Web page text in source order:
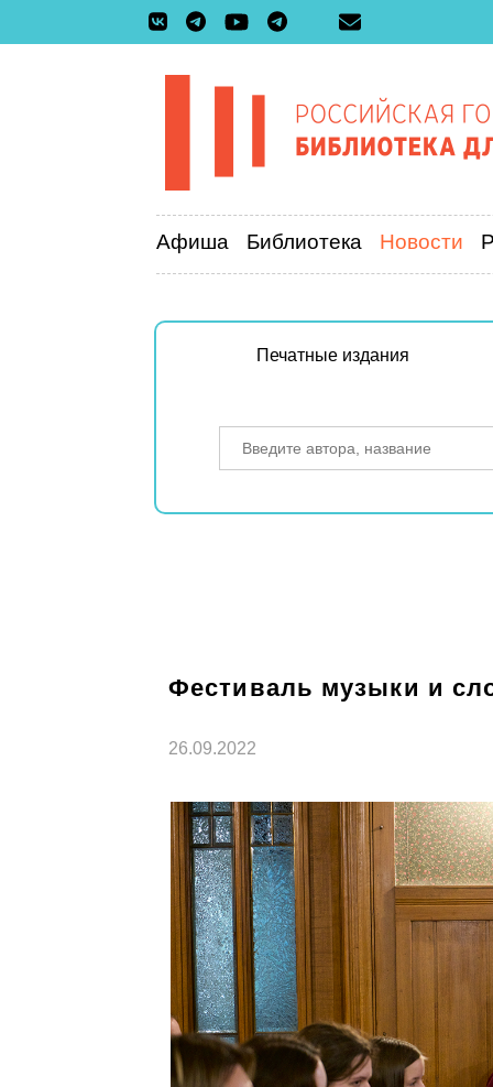
Афиша Библиотека Новости
Печатные издания
Фестиваль музыки и
26.09.2022